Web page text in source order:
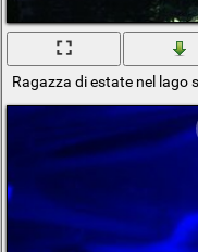
Ragazza di estate nel lago